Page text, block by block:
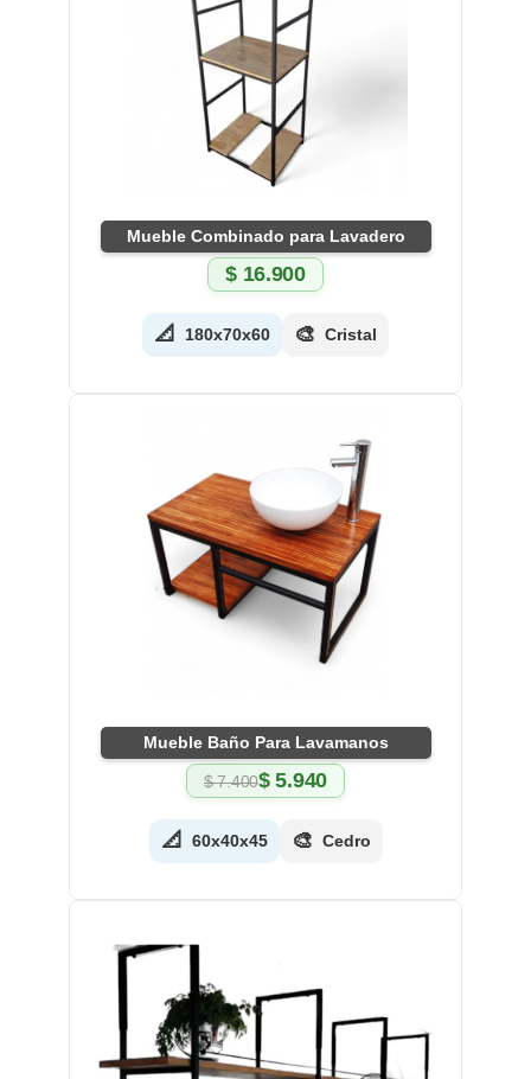
Mueble Combinado para Lavadero
$16.900
📐 180x70x60 🎨 Cristal
Mueble Baño Para Lavamanos
$7.400 El
original
era:
$5.940
El
actual
es:
📐 60x40x45 🎨 Cedro